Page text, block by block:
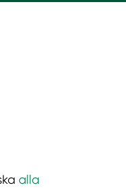
alla